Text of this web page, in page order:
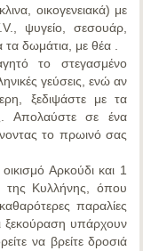
οικογενειακά) με
ψυγείο, σεσουάρ,
δωμάτια, με θέα .
το στεγασμένο
γεύσεις, ενώ αν
ξεδιψάστε με τα
Απολαύστε σε ένα
το πρωινό σας
Αρκούδικαι 1
Κυλλήνης , όπου
παραλίες
ξεκούραση υπάρχουν
να βρείτε δροσιά